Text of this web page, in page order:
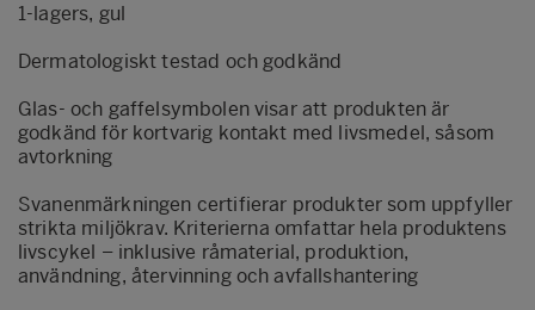
1-lagers, gul
Dermatologiskt testad och godkänd
Glas- och gaffelsymbolen visar att produkten är
godkänd för kortvarig kontakt med livsmedel, såsom
avtorkning
Svanenmärkningen certifierar produkter som uppfyller
strikta miljökrav. Kriterierna omfattar hela produktens
livscykel – inklusive råmaterial, produktion,
användning, återvinning och avfallshantering